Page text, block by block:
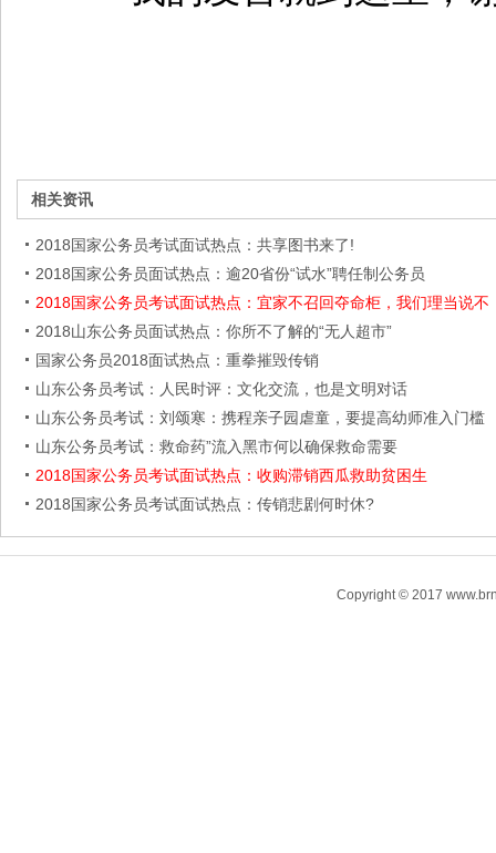
相关资讯
2018国家公务员考试面试热点：共享图书来了!
2018国家公务员面试热点：逾20省份“试水”聘任制公务员
2018国家公务员考试面试热点：宜家不召回夺命柜，我们理当说不
2018山东公务员面试热点：你所不了解的“无人超市”
国家公务员2018面试热点：重拳摧毁传销
山东公务员考试：人民时评：文化交流，也是文明对话
山东公务员考试：刘颂寒：携程亲子园虐童，要提高幼师准入门槛
山东公务员考试：救命药”流入黑市何以确保救命需要
2018国家公务员考试面试热点：收购滞销西瓜救助贫困生
2018国家公务员考试面试热点：传销悲剧何时休?
Copyright © 2017